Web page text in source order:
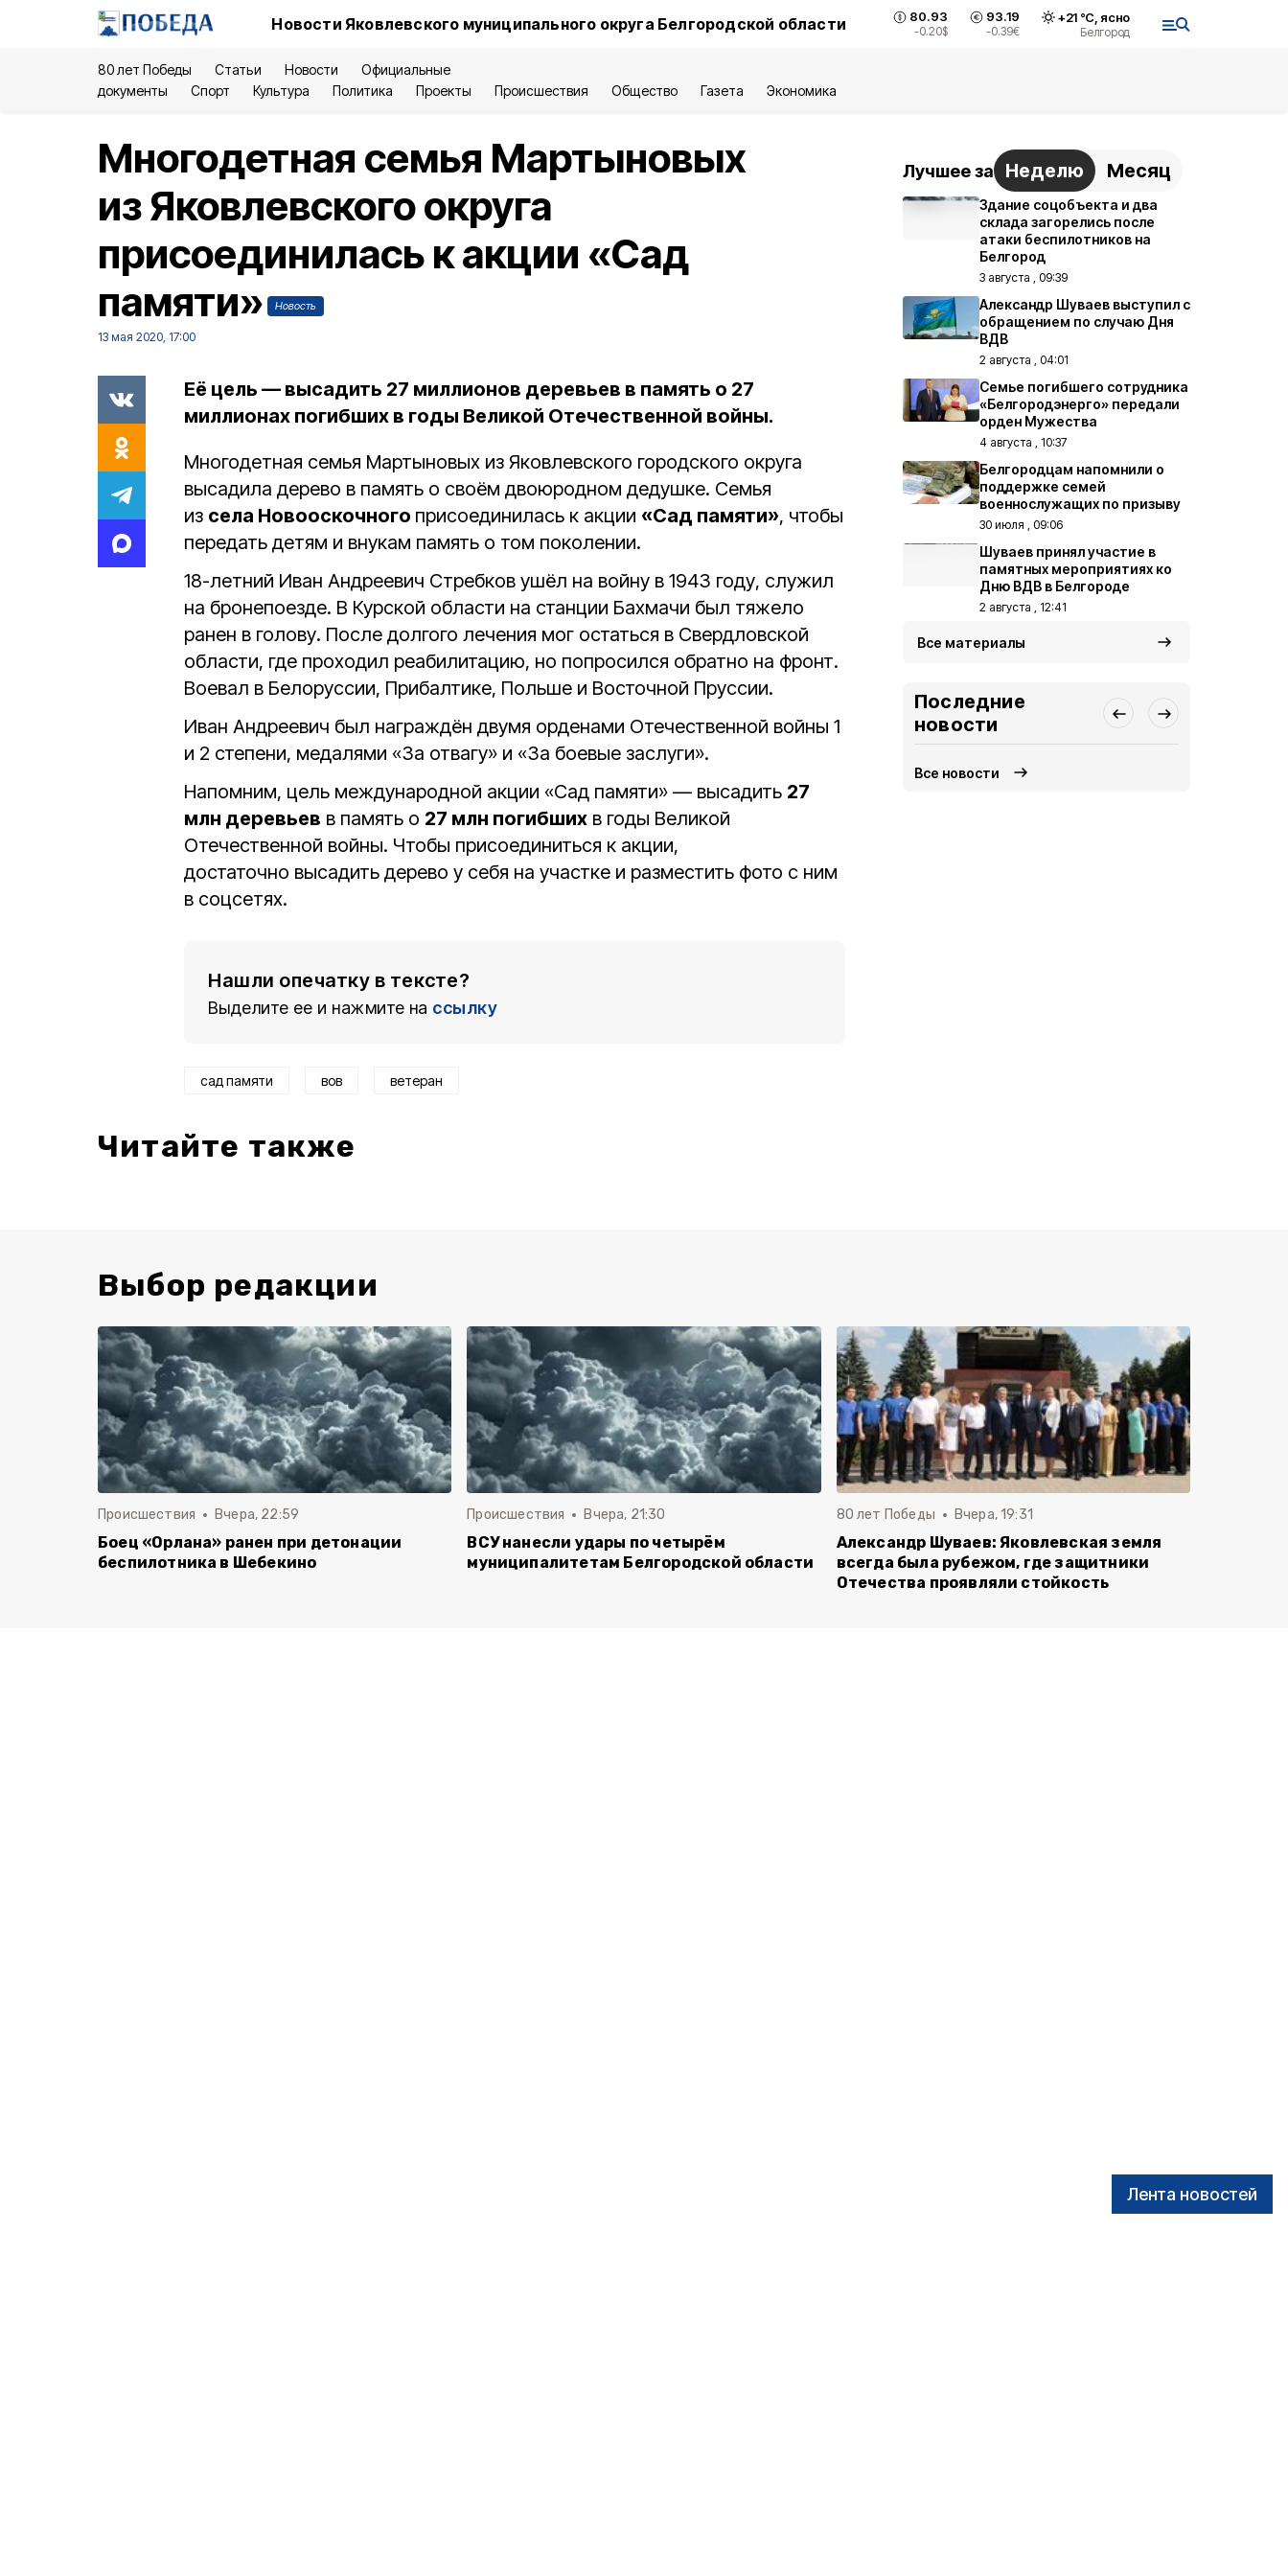
Новости Яковлевского муниципального округа Белгородской области 80.93
-0.20$
93.19
-0.39€
+21°С, ясно
Белгород
80 лет Победы Статьи Новости
Официальные
документы
Спорт Культура Политика Проекты Происшествия Общество Газета Экономика
Лента новостей
Многодетная семья Мартыновых
из Яковлевского округа
присоединилась к акции «Сад
памяти»
Новость
13 мая 2020, 17:00
Её цель — высадить 27 миллионов деревьев в память о 27
миллионах погибших в годы Великой Отечественной войны.
Многодетная семья Мартыновых из Яковлевского городского округа
высадила дерево в память о своём двоюродном дедушке. Семья
из села Новооскочного присоединилась к акции «Сад памяти», чтобы
передать детям и внукам память о том поколении.
18-летний Иван Андреевич Стребков ушёл на войну в 1943 году, служил
на бронепоезде. В Курской области на станции Бахмачи был тяжело
ранен в голову. После долгого лечения мог остаться в Свердловской
области, где проходил реабилитацию, но попросился обратно на фронт.
Воевал в Белоруссии, Прибалтике, Польше и Восточной Пруссии.
Иван Андреевич был награждён двумя орденами Отечественной войны 1
и 2 степени, медалями «За отвагу» и «За боевые заслуги».
Напомним, цель международной акции «Сад памяти» — высадить 27
млн деревьев в память о 27 млн погибших в годы Великой
Отечественной войны. Чтобы присоединиться к акции,
достаточно высадить дерево у себя на участке и разместить фото с ним
в соцсетях.
Нашли опечатку в тексте?
Выделите ее и нажмите на ссылку
сад памяти вов ветеран
Читайте также
Лучшее за Неделю Месяц
Здание соцобъекта и два
склада загорелись после
атаки беспилотников на
Белгород
3 августа , 09:39
Александр Шуваев выступил с
обращением по случаю Дня
ВДВ
2 августа , 04:01
Семье погибшего сотрудника
«Белгородэнерго» передали
орден Мужества
4 августа , 10:37
Белгородцам напомнили о
поддержке семей
военнослужащих по призыву
30 июля , 09:06
Шуваев принял участие в
памятных мероприятиях ко
Дню ВДВ в Белгороде
2 августа , 12:41
Все материалы
Последние
новости
Все новости
Выбор редакции
Происшествия Вчера, 22:59
Боец «Орлана» ранен при детонации
беспилотника в Шебекино
Происшествия Вчера, 21:30
ВСУ нанесли удары по четырём
муниципалитетам Белгородской области
80 лет Победы Вчера, 19:31
Александр Шуваев: Яковлевская земля
всегда была рубежом, где защитники
Отечества проявляли стойкость